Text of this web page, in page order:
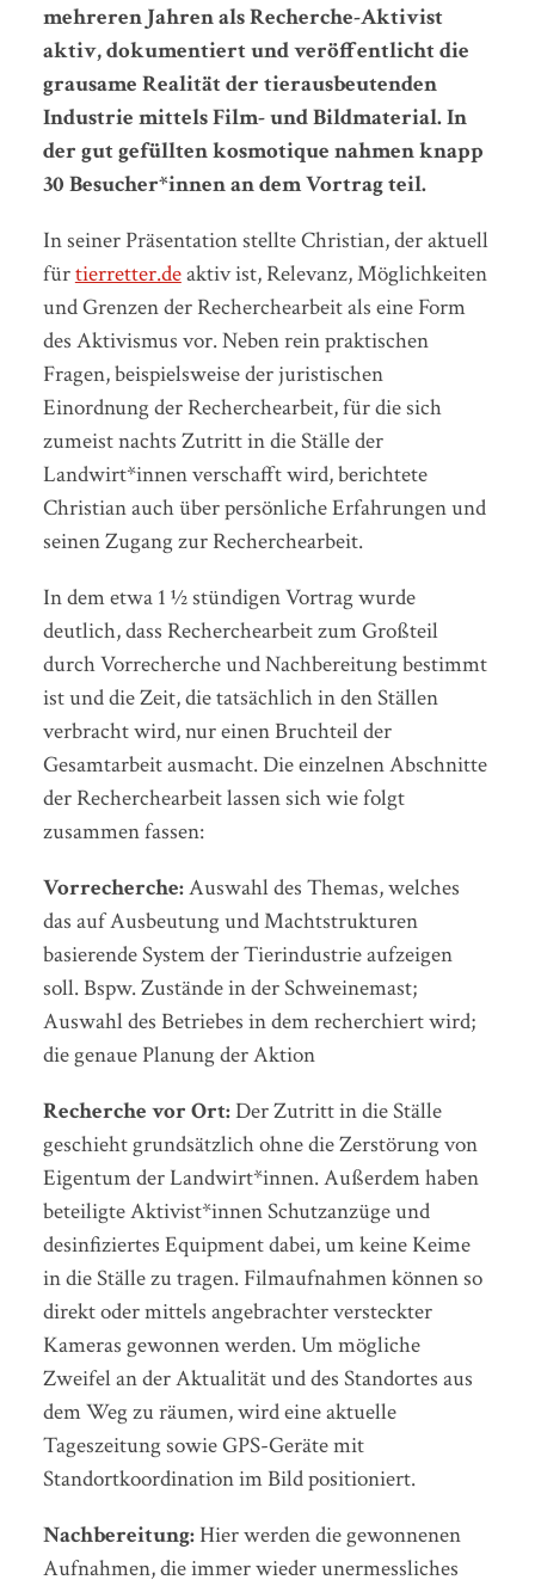
mehreren Jahren als Recherche-Aktivist
aktiv, dokumentiert und veröffentlicht die
grausame Realität der tierausbeutenden
Industrie mittels Film- und Bildmaterial. In
der gut gefüllten kosmotique nahmen knapp
30 Besucher*innen an dem Vortrag teil.
In seiner Präsentation stellte Christian, der aktuell
fürtierretter.deaktiv ist, Relevanz, Möglichkeiten
und Grenzen der Recherchearbeit als eine Form
des Aktivismus vor. Neben rein praktischen
Fragen, beispielsweise der juristischen
Einordnung der Recherchearbeit, für die sich
zumeist nachts Zutritt in die Ställe der
Landwirt*innen verschafft wird, berichtete
Christian auch über persönliche Erfahrungen und
seinen Zugang zur Recherchearbeit.
In dem etwa 1 ½ stündigen Vortrag wurde
deutlich, dass Recherchearbeit zum Großteil
durch Vorrecherche und Nachbereitung bestimmt
ist und die Zeit, die tatsächlich in den Ställen
verbracht wird, nur einen Bruchteil der
Gesamtarbeit ausmacht. Die einzelnen Abschnitte
der Recherchearbeit lassen sich wie folgt
zusammen fassen:
Vorrecherche:Auswahl des Themas, welches
das auf Ausbeutung und Machtstrukturen
basierende System der Tierindustrie aufzeigen
soll. Bspw. Zustände in der Schweinemast;
Auswahl des Betriebes in dem recherchiert wird;
die genaue Planung der Aktion
Recherche vor Ort:Der Zutritt in die Ställe
geschieht grundsätzlich ohne die Zerstörung von
Eigentum der Landwirt*innen. Außerdem haben
beteiligte Aktivist*innen Schutzanzüge und
desinfiziertes Equipment dabei, um keine Keime
in die Ställe zu tragen. Filmaufnahmen können so
direkt oder mittels angebrachter versteckter
Kameras gewonnen werden. Um mögliche
Zweifel an der Aktualität und des Standortes aus
dem Weg zu räumen, wird eine aktuelle
Tageszeitung sowie GPS-Geräte mit
Standortkoordination im Bild positioniert.
Nachbereitung:Hier werden die gewonnenen
Aufnahmen, die immer wieder unermessliches